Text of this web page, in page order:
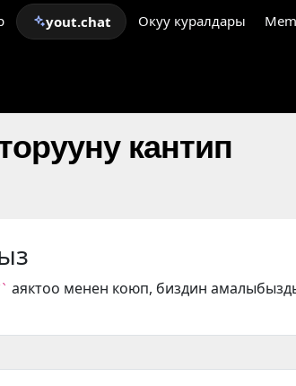
yout.chat Окуу куралдары
кантип
аяктоо менен коюп, биздин